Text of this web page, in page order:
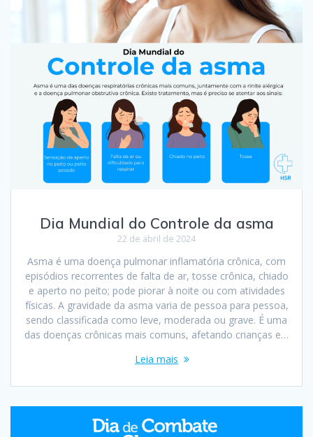
Dia Mundial do Controle da asma
22 de abril de 2024
Asma é uma doença pulmonar inflamatória crônica, com
episódios recorrentes de falta de ar, tosse crônica, chiado
e aperto no peito; pode piorar à noite ou com atividades
físicas. A gravidade da asma varia de pessoa para pessoa,
sendo classificada como leve, moderada ou grave. É uma
das doenças crônicas mais comuns, afetando crianças e…
Leia mais